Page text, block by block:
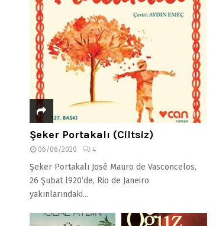
Şeker Portakalı (Ciltsiz)
06/06/2020 4
Şeker Portakalı José Mauro de Vasconcelos,
26 Şubat l920’de, Rio de Janeiro
yakınlarındaki...